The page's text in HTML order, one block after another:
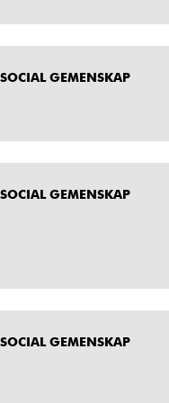
GEMENSKAP
GEMENSKAP
GEMENSKAP